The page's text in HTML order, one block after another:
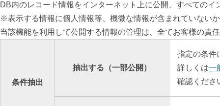
DB内のレコード情報をインターネット上に公開、すべての
※表示する情報に個人情報等、機微な情報が含まれていない
当該機能を利用して公開する情報の管理は、全てお客様の責
条件抽出
抽出する（一部公開）
指定の条件
詳しくは一
確認くださ